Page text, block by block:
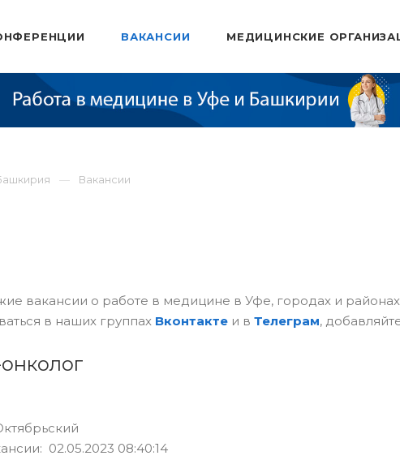
ВАКАНСИИ МЕДИЦИНСКИЕ
Вакансии
вакансии о работе в медицине в Уфе, городах и
в наших группах Вконтактеи в Телеграм,
02.05.2023 08:40:14